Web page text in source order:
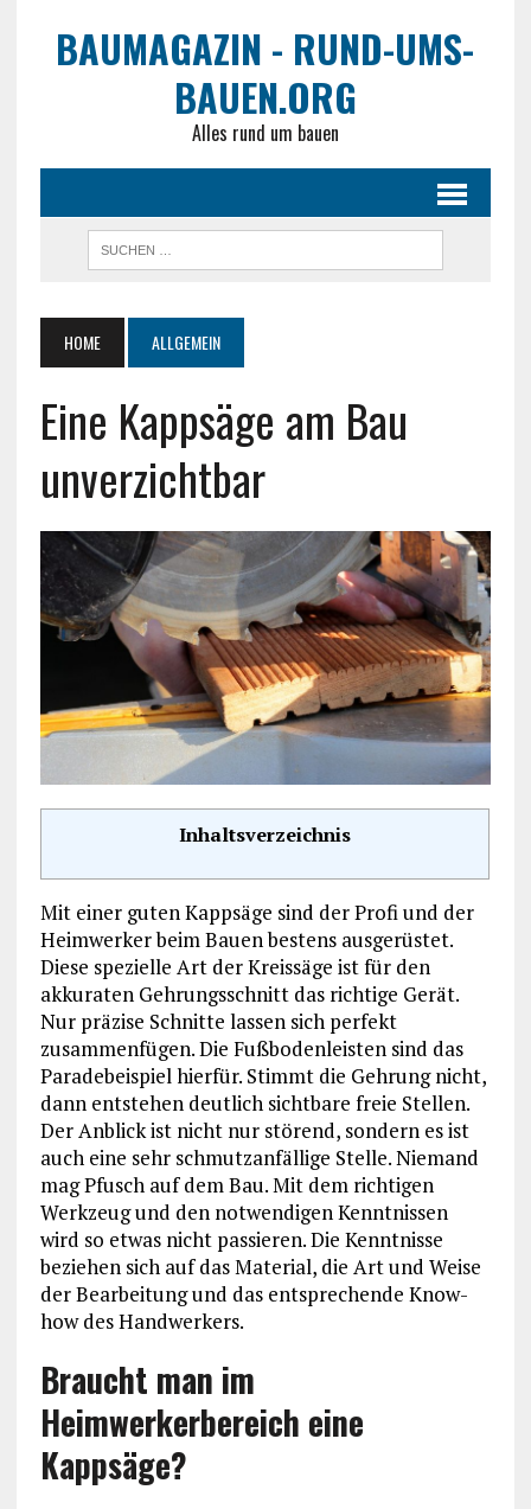
BAUMAGAZIN - RUND-UMS-
BAUEN.ORG
Alles rund um bauen
HOME ALLGEMEIN
Eine Kappsäge am Bau
unverzichtbar
Inhaltsverzeichnis
Mit einer guten Kappsäge sind der Profi und der
Heimwerker beim Bauen bestens ausgerüstet.
Diese spezielle Art der Kreissäge ist für den
akkuraten Gehrungsschnitt das richtige Gerät.
Nur präzise Schnitte lassen sich perfekt
zusammenfügen. Die Fußbodenleisten sind das
Paradebeispiel hierfür. Stimmt die Gehrung nicht,
dann entstehen deutlich sichtbare freie Stellen.
Der Anblick ist nicht nur störend, sondern es ist
auch eine sehr schmutzanfällige Stelle. Niemand
mag Pfusch auf dem Bau. Mit dem richtigen
Werkzeug und den notwendigen Kenntnissen
wird so etwas nicht passieren. Die Kenntnisse
beziehen sich auf das Material, die Art und Weise
der Bearbeitung und das entsprechende Know-
how des Handwerkers.
Braucht man im
Heimwerkerbereich eine
Kappsäge?